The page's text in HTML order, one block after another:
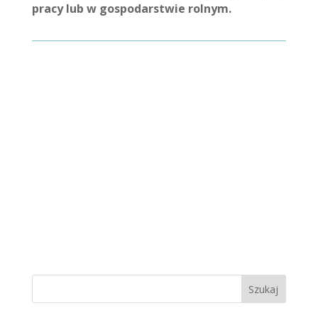
pracy lub w gospodarstwie rolnym.
Szukaj